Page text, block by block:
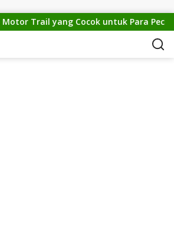
Trail yang Cocok untuk Para Pecinta